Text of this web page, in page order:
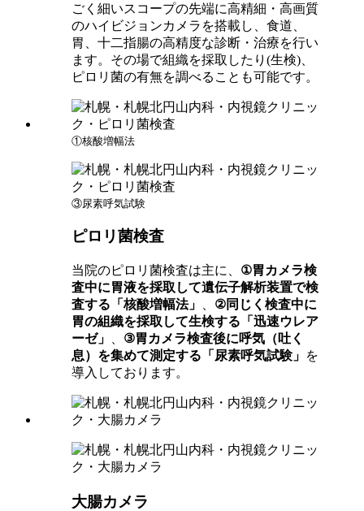
ごく細いスコープの先端に高精細・高画質
のハイビジョンカメラを搭載し、食道、
胃、十二指腸の高精度な診断・治療を行い
ます。その場で組織を採取したり(生検)、
ピロリ菌の有無を調べることも可能です。
①核酸増幅法
③尿素呼気試験
ピロリ菌検査
当院のピロリ菌検査は主に、 ①胃カメラ検
査中に胃液を採取して遺伝子解析装置で検
査する「核酸増幅法」
②同じく検査中に
胃の組織を採取して生検する「迅速ウレア
ーゼ」
③胃カメラ検査後に呼気（吐く
息）を集めて測定する「尿素呼気試験」 を
導入しております。
大腸カメラ